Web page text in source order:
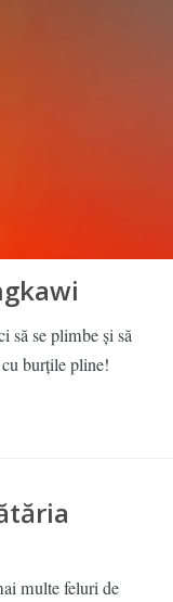
să se plimbe și să
burțile pline!
multe feluri de